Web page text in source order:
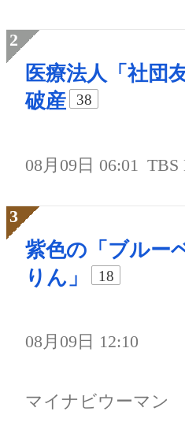
医療法人「社団
破産
38
08月09日 06:01 TBS
紫色の「ブルー
りん」
18
08月09日 12:10
マイナビウーマン